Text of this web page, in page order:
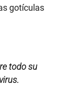
gotículas
todo su